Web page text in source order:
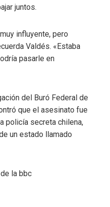
juntos.
influyente, pero
Valdés. «Estaba
pasarle en
del Buró Federal de
que el asesinato fue
policía secreta chilena,
un estado llamado
la bbc